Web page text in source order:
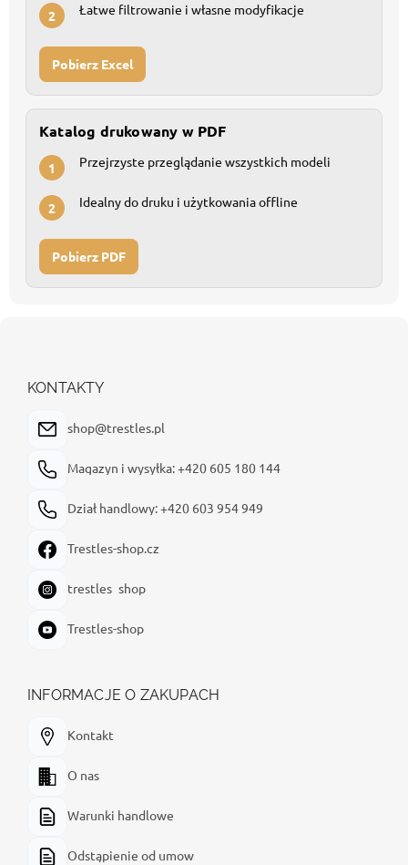
2 Łatwe filtrowanie i własne modyfikacje
Pobierz Excel
Katalog drukowany w PDF
1 Przejrzyste przeglądanie wszystkich modeli
2 Idealny do druku i użytkowania offline
Pobierz PDF
KONTAKTY
shop@trestles.pl
Magazyn i wysyłka: +420 605 180 144
Dział handlowy: +420 603 954 949
Trestles-shop.cz
trestles_shop
Trestles-shop
INFORMACJE O ZAKUPACH
Kontakt
O nas
Warunki handlowe
Odstąpienie od umow